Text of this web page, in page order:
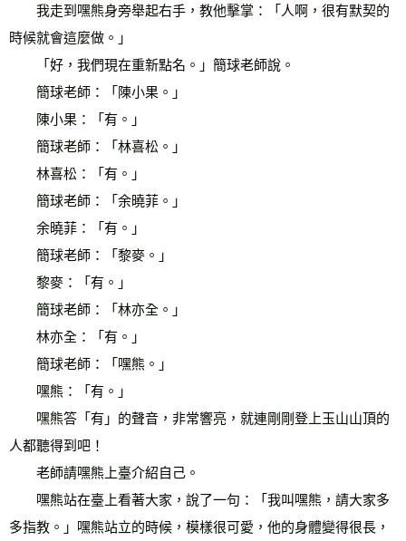
我走到嘿熊身旁舉起右手，教他擊掌：「人啊，很有默契的
時候就會這麼做。」
「好，我們現在重新點名。」簡球老師說。
簡球老師：「陳小果。」
陳小果：「有。」
簡球老師：「林喜松。」
林喜松：「有。」
簡球老師：「余曉菲。」
余曉菲：「有。」
簡球老師：「黎麥。」
黎麥：「有。」
簡球老師：「林亦全。」
林亦全：「有。」
簡球老師：「嘿熊。」
嘿熊：「有。」
嘿熊答「有」的聲音，非常響亮，就連剛剛登上玉山山頂的
人都聽得到吧！
老師請嘿熊上臺介紹自己。
嘿熊站在臺上看著大家，說了一句：「我叫嘿熊，請大家多
多指教。」嘿熊站立的時候，模樣很可愛，他的身體變得很長，